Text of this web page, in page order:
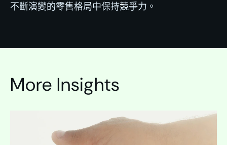
不斷演變的零售格局中保持競爭力。
More Insights